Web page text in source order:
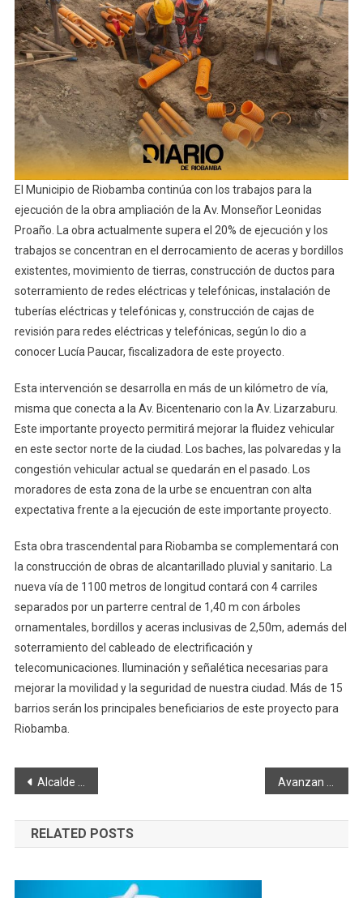
Monseñor
Leonidas
Proaño
En
El
Norte
De
La
Ciudad
El Municipio de Riobamba continúa con los trabajos para la
ejecución de la obra ampliación de la Av. Monseñor Leonidas
Proaño. La obra actualmente supera el 20% de ejecución y los
trabajos se concentran en el derrocamiento de aceras y bordillos
existentes, movimiento de tierras, construcción de ductos para
soterramiento de redes eléctricas y telefónicas, instalación de
tuberías eléctricas y telefónicas y, construcción de cajas de
revisión para redes eléctricas y telefónicas, según lo dio a
conocer Lucía Paucar, fiscalizadora de este proyecto.
Esta intervención se desarrolla en más de un kilómetro de vía,
misma que conecta a la Av. Bicentenario con la Av. Lizarzaburu.
Este importante proyecto permitirá mejorar la fluidez vehicular
en este sector norte de la ciudad. Los baches, las polvaredas y la
congestión vehicular actual se quedarán en el pasado. Los
moradores de esta zona de la urbe se encuentran con alta
expectativa frente a la ejecución de este importante proyecto.
Esta obra trascendental para Riobamba se complementará con
la construcción de obras de alcantarillado pluvial y sanitario. La
nueva vía de 1100 metros de longitud contará con 4 carriles
separados por un parterre central de 1,40 m con árboles
ornamentales, bordillos y aceras inclusivas de 2,50m, además del
soterramiento del cableado de electrificación y
telecomunicaciones. Iluminación y señalética necesarias para
mejorar la movilidad y la seguridad de nuestra ciudad. Más de 15
barrios serán los principales beneficiarios de este proyecto para
Riobamba.
Navegación
de
entradas
Alcalde recorre obra en la Fausto Molina
RELATED POSTS